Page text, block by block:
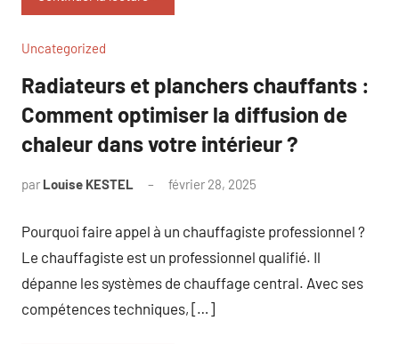
Uncategorized
Radiateurs et planchers chauffants :
Comment optimiser la diffusion de
chaleur dans votre intérieur ?
par Louise KESTEL février 28, 2025
Pourquoi faire appel à un chauffagiste professionnel ?
Le chauffagiste est un professionnel qualifié. Il
dépanne les systèmes de chauffage central. Avec ses
compétences techniques, […]